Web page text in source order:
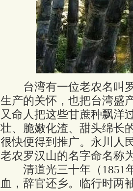
台湾有一位老农名叫罗
生产的关怀，也把台湾盛
又命人把这些甘蔗种飘洋
壮、脆嫩化渣、甜头绵长
很快便得到推广。永川人
老农罗汉山的名字命名称
清道光三十年（1851
血，辞官还乡。临行时两